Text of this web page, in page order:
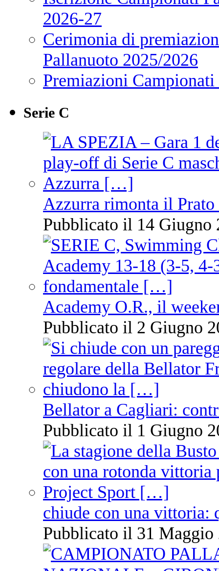
2026-27
Cerimonia di
Pallanuoto 2025/2026
Premiazioni
Serie C
Azzurra rimonta il Prato
Pubblicato il 14 Giugno
Academy O.R., il
Pubblicato il 2 Giugno
Bellator a Cagliari:
Pubblicato il 1 Giugno
chiude con una vittoria:
Pubblicato il 31 Maggio